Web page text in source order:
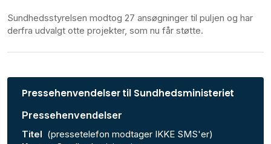
Sundhedsstyrelsen modtog 27 ansøgninger til puljen og har
derfra udvalgt otte projekter, som nu får støtte.
Pressehenvendelser til Sundhedsministeriet
Pressehenvendelser
Titel (pressetelefon modtager IKKE SMS'er)